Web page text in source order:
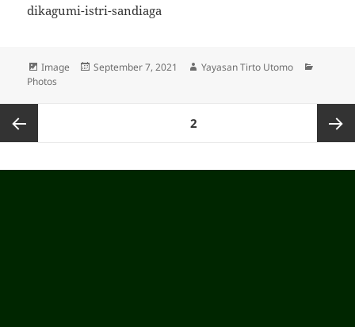
dikagumi-istri-sandiaga
Format
Image
Posted
September 7, 2021 Author
Yayasan Tirto Utomo
Photos
pagination
2